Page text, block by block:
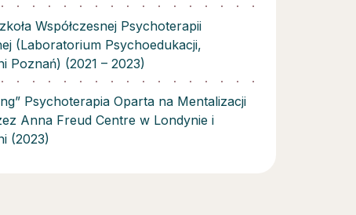
Współczesnej Psychoterapii
(Laboratorium Psychoedukacji,
Poznań) (2021 – 2023)
Psychoterapia Oparta na Mentalizacji
Anna Freud Centre w Londynie i
(2023)